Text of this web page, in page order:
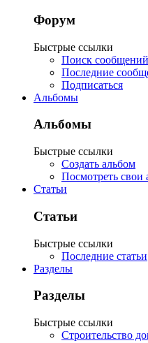
Форум
Быстрые ссылки
Поиск сообщений
Последние
Подписаться
Альбомы
Альбомы
Быстрые ссылки
Создать альбом
Посмотреть свои
Статьи
Статьи
Быстрые ссылки
Последние статьи
Разделы
Разделы
Быстрые ссылки
Строительство